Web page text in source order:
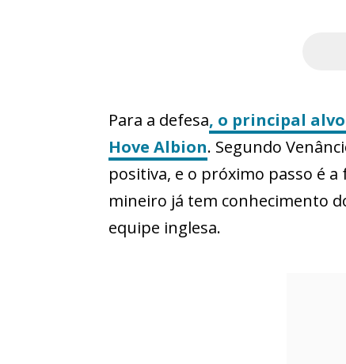
Para a defesa, o principal
Hove Albion. Segundo
positiva, e o próximo passo é
mineiro já tem conhecimento
equipe inglesa.